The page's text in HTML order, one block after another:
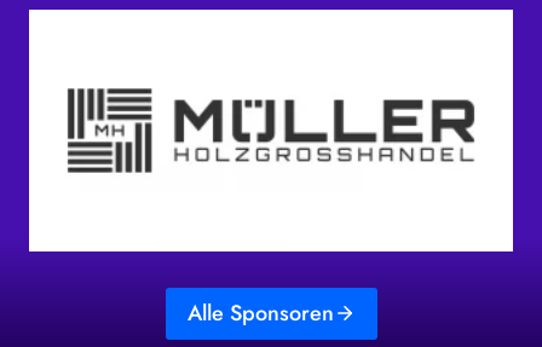
Alle Sponsoren